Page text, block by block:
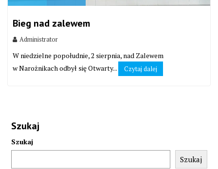
Bieg nad zalewem
Administrator
W niedzielne popołudnie, 2 sierpnia, nad Zalewem
w Narożnikach odbył się Otwarty...
Czytaj dalej
Szukaj
Szukaj
Szukaj